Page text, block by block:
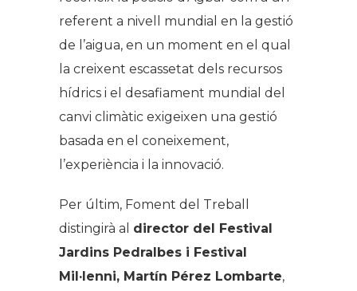
referent a nivell mundial en la gestió
de l’aigua, en un moment en el qual
la creixent escassetat dels recursos
hídrics i el desafiament mundial del
canvi climàtic exigeixen una gestió
basada en el coneixement,
l’experiència i la innovació.
Per últim, Foment del Treball
distingirà al director del Festival
Jardins Pedralbes i Festival
Mil·lenni, Martín Pérez Lombarte,